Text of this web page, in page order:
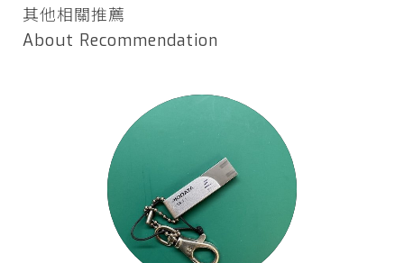
其他相關推薦
About Recommendation